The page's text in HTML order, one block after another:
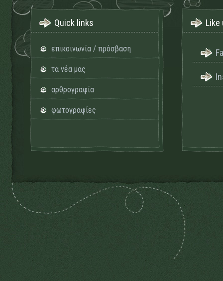
Quick links
επικοινωνία / πρόσβαση
τα νέα μας
αρθρογραφία
φωτογραφίες
Like